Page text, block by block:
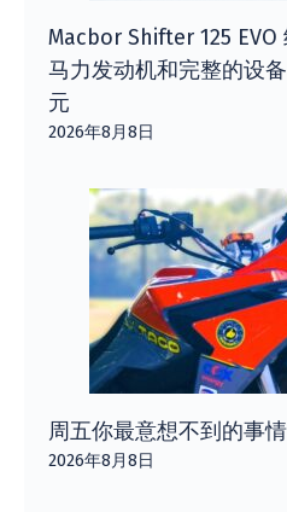
Macbor Shifter 125 EVO
马力发动机和完整的设
元
2026年8月8日
周五你最意想不到的事
2026年8月8日